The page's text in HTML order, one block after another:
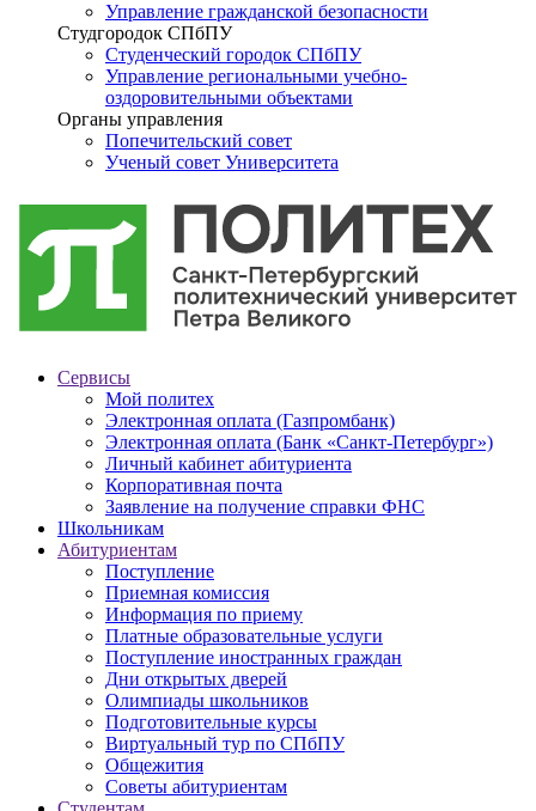
Управление гражданской безопасности
Студгородок СПбПУ
Студенческий городок СПбПУ
Управление региональными учебно-
оздоровительными объектами
Органы управления
Попечительский совет
Ученый совет Университета
Сервисы
Мой политех
Электронная оплата (Газпромбанк)
Электронная оплата (Банк «Санкт-Петербург»)
Личный кабинет абитуриента
Корпоративная почта
Заявление на получение справки ФНС
Школьникам
Абитуриентам
Поступление
Приемная комиссия
Информация по приему
Платные образовательные услуги
Поступление иностранных граждан
Дни открытых дверей
Олимпиады школьников
Подготовительные курсы
Виртуальный тур по СПбПУ
Общежития
Советы абитуриентам